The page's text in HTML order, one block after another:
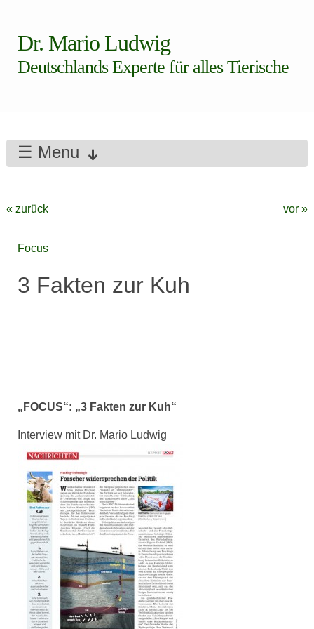
Dr. Mario Ludwig
Deutschlands Experte für alles Tierische
☰ Menu
« zurück vor »
Focus
3 Fakten zur Kuh
„FOCUS“: „3 Fakten zur Kuh“
Interview mit Dr. Mario Ludwig